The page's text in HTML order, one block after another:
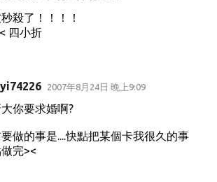
殺了！！！！
四小折
2007年8月24日 晚上9:09
你要求婚啊?
做的事是....快點把某個卡我很久的事
完><